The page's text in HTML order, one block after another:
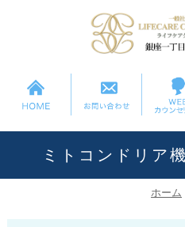
ミトコンドリア
ホーム